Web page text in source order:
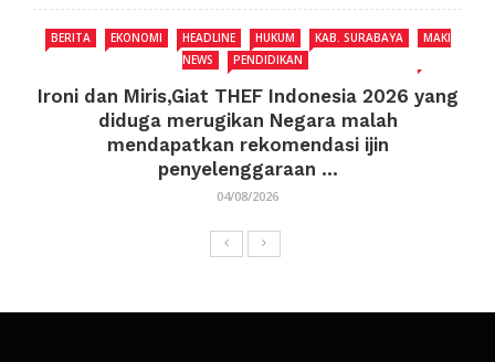
BERITA EKONOMI HEADLINE HUKUM KAB. SURABAYA
MAKI
NEWS
PENDIDIKAN
Ironi dan Miris,Giat THEF Indonesia 2026 yang
diduga merugikan Negara malah
mendapatkan rekomendasi ijin
penyelenggaraan ...
04/08/2026